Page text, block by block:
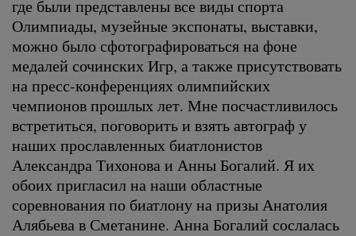
где были представлены все виды спорта
Олимпиады, музейные экспонаты, выставки,
можно было сфотографироваться на фоне
медалей сочинских Игр, а также присутствовать
на пресс-конференциях олимпийских
чемпионов прошлых лет. Мне посчастливилось
встретиться, поговорить и взять автограф у
наших прославленных биатлонистов
Александра Тихонова и Анны Богалий. Я их
обоих пригласил на наши областные
соревнования по биатлону на призы Анатолия
Алябьева в Сметанине. Анна Богалий сослалась